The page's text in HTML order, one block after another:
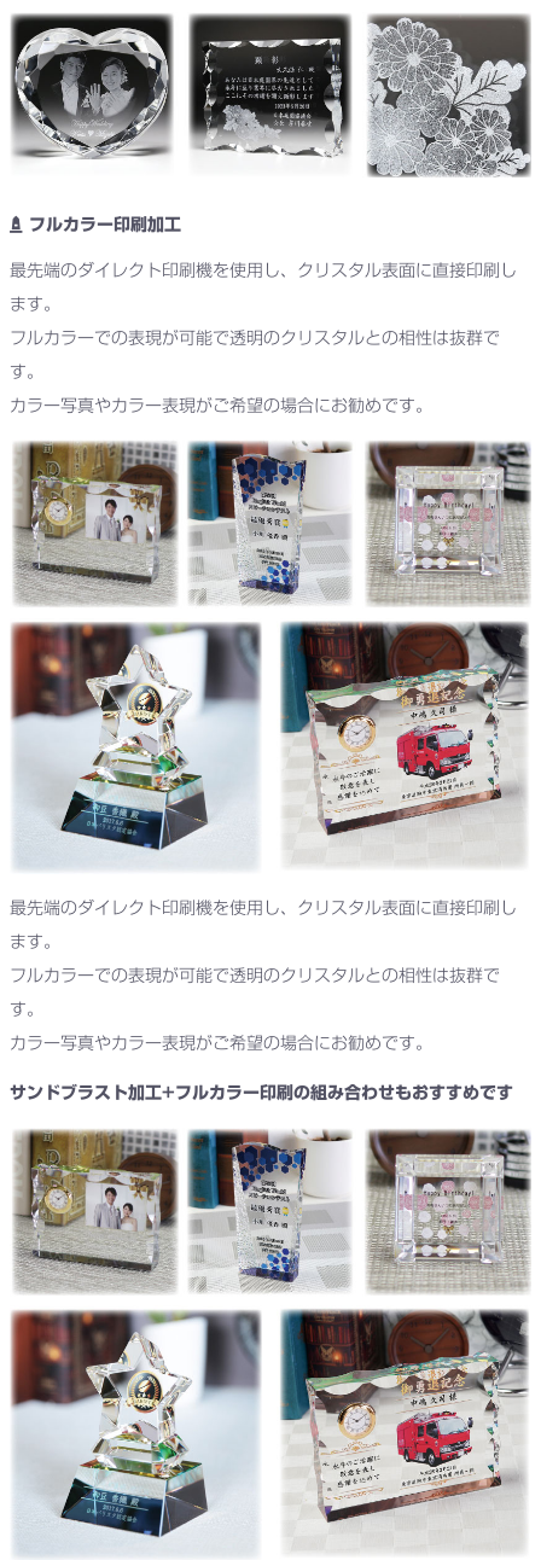
フルカラー印刷加工
最先端のダイレクト印刷機を使用し、クリスタル表面に直接印刷し
ます。
フルカラーでの表現が可能で透明のクリスタルとの相性は抜群で
す。
カラー写真やカラー表現がご希望の場合にお勧めです。
最先端のダイレクト印刷機を使用し、クリスタル表面に直接印刷し
ます。
フルカラーでの表現が可能で透明のクリスタルとの相性は抜群で
す。
カラー写真やカラー表現がご希望の場合にお勧めです。
サンドブラスト加工+フルカラー印刷の組み合わせもおすすめです